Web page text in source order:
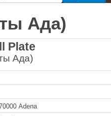
Ада)
Plate
Ада)
Adena